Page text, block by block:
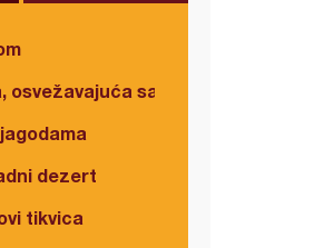
osvežavajuća salata
dezert
tikvica